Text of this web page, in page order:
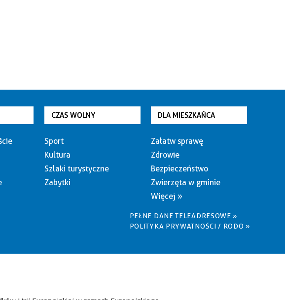
CZAS WOLNY
Sport
Kultura
Szlaki turystyczne
Zabytki
DLA MIESZKAŃCA
Załatw sprawę
Zdrowie
Bezpieczeństwo
Zwierzęta w gminie
Więcej »
PEŁNE DANE TELEADRESOWE »
POLITYKA PRYWATNOŚCI / RODO »